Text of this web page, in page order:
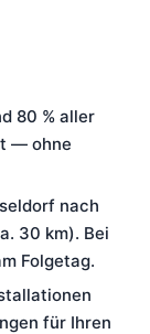
80 % aller
— ohne
nach
30 km). Bei
Folgetag.
für Ihren